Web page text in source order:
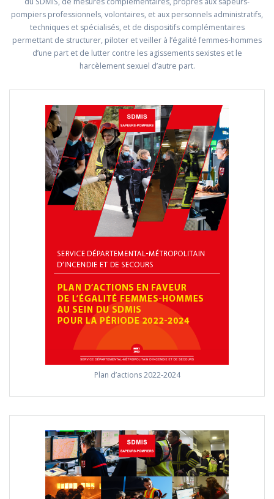
pompiers professionnels, volontaires, et aux personnels administratifs,
techniques et spécialisés, et de dispositifs complémentaires
permettant de structurer, piloter et veiller à l’égalité femmes-hommes
d’une part et de lutter contre les agissements sexistes et le
harcèlement sexuel d’autre part.
Plan d’actions 2022-2024